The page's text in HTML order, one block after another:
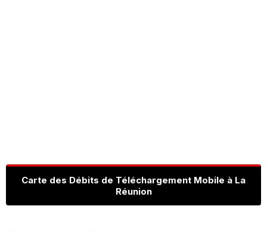
Carte des Débits de Téléchargement Mobile à La
Réunion